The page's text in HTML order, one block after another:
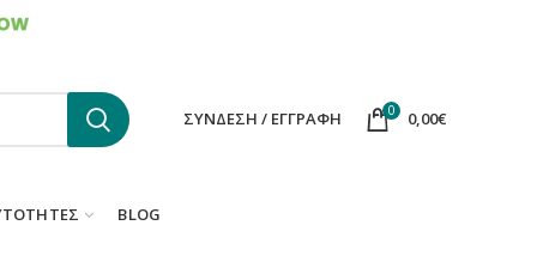
ΣΎΝΔΕΣΗ / ΕΓΓΡΑΦΉ 0 0,00€
BLOG